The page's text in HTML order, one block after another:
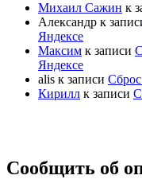
Михаил Сажин к
Александр к
Яндексе
Максим к записи
Яндексе
alis к записи
Кирилл к записи
Прокрутка
вверх
Сообщить об